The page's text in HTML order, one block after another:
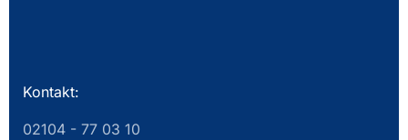
Kontakt:
02104 - 77 03 10